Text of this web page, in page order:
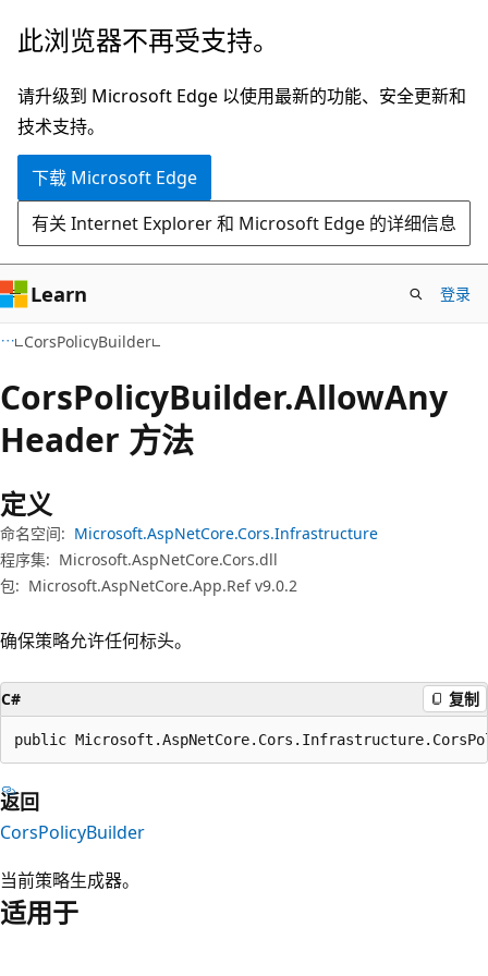
跳
主
要
内
跳
页
内
导
此浏览器不再受支持。
请升级到 Microsoft Edge 以使用最新的功能、安全更新和
技术支持。
下载 Microsoft Edge
有关 Internet Explorer 和 Microsoft Edge 的详细信息
Learn 登录
CorsPolicyBuilder
CorsPolicyBuilder.AllowAny
Header 方法
定义
命名空间: Microsoft.AspNetCore.Cors.Infrastructure
程序集: Microsoft.AspNetCore.Cors.dll
包: Microsoft.AspNetCore.App.Ref v9.0.2
确保策略允许任何标头。
C# 复制
public
返回
CorsPolicyBuilder
当前策略生成器。
适用于